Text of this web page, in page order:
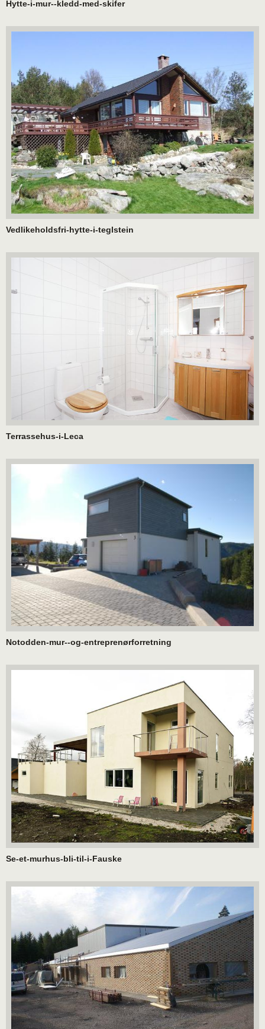
Hytte-i-mur--kledd-med-skifer
Vedlikeholdsfri-hytte-i-teglstein
Terrassehus-i-Leca
Notodden-mur--og-entreprenørforretning
Se-et-murhus-bli-til-i-Fauske